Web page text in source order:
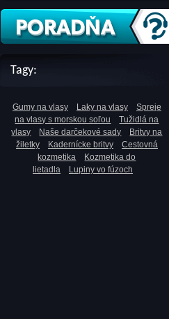
Tagy:
Gumy na vlasy Laky na vlasy
Spreje
na vlasy s morskou soľou
Tužidlá na
vlasy
Naše darčekové sady
Britvy na
žiletky
Kadernícke britvy
Cestovná
kozmetika
Kozmetika do
lietadla
Lupiny vo fúzoch